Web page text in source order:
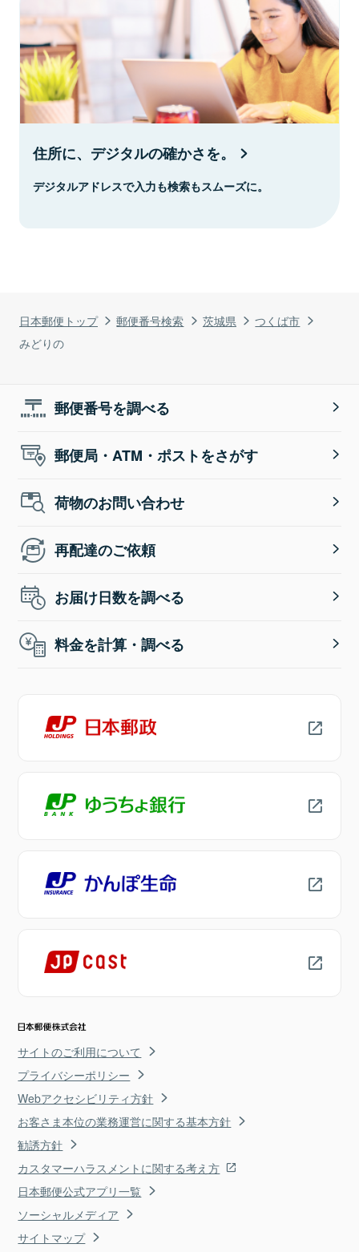
日本郵便トップ 郵便番号検索 茨城県
つくば市
みどりの
住所に、デジタルの確かさを。
デジタルアドレスで入力も検索もスムーズに。
郵便番号を調べる
郵便局・ATM・ポストをさがす
荷物のお問い合わせ
再配達のご依頼
お届け日数を調べる
料金を計算・調べる
サイトのご利用について
プライバシーポリシー
Webアクセシビリティ方針
お客さま本位の業務運営に関する基本方針
勧誘方針
カスタマーハラスメントに関する考え方
日本郵便公式アプリ一覧
ソーシャルメディア
サイトマップ